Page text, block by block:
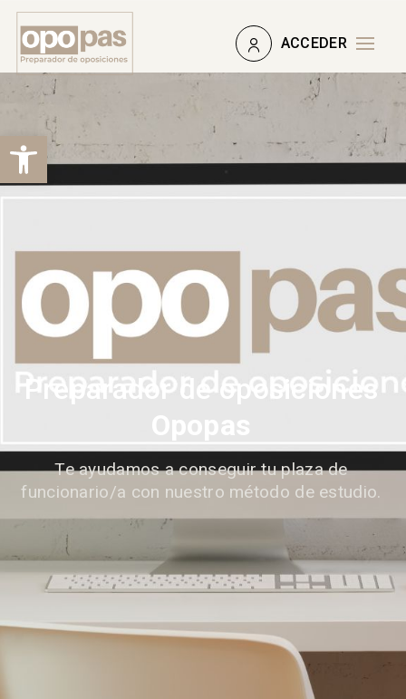
Abrir barra de herramientas
ACCEDER
Preparador de oposiciones
Opopas
Te ayudamos a conseguir tu plaza de
funcionario/a con nuestro método de estudio.